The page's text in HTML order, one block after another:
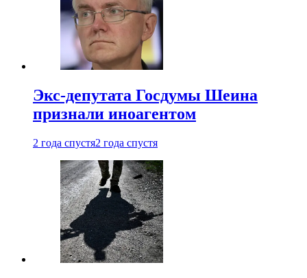
Экс-депутата Госдумы Шеина
признали иноагентом
2 года спустя2 года спустя